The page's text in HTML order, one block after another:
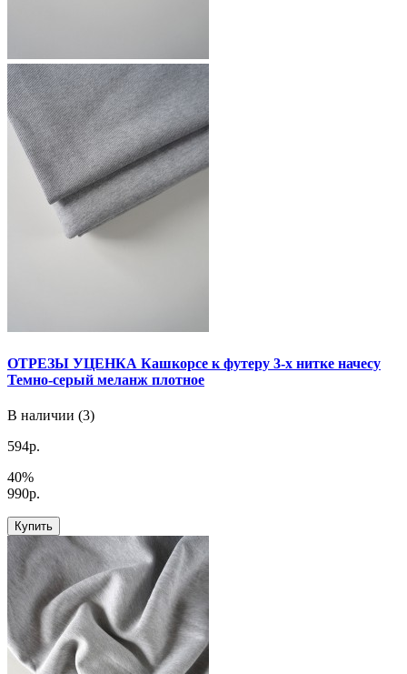
ОТРЕЗЫ УЦЕНКА Кашкорсе к футеру 3-х нитке начесу
Темно-серый меланж плотное
В наличии (3)
594р.
40%
990р.
Купить